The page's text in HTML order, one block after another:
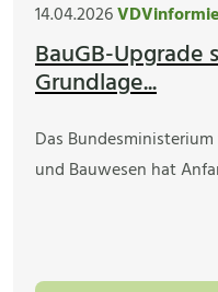
14.04.2026
BauGB-Upgrade
Grundlage...
Das
und Bauwesen hat